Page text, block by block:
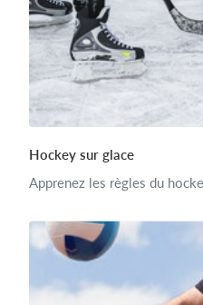
Hockey sur glace
Apprenez les règles du